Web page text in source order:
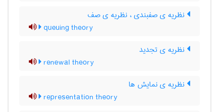
نظریه ی صفبندی ، نظریه ی صف
queuing theory
نظریه ی تجدید
renewal theory
نظریه ی نمایش ها
representation theory